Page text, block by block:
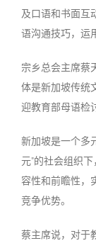
及口语和书面互
语沟通技巧，运
宗乡总会主席蔡
体是新加坡传统
迎教育部母语检
新加坡是一个多
元”的社会组织
容性和前瞻性，
竞争优势。
蔡主席说，对于